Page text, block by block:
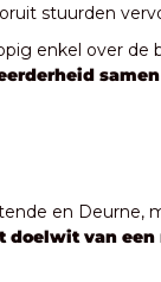
stuurden
enkel over de
samen
en Deurne,
doelwit van een